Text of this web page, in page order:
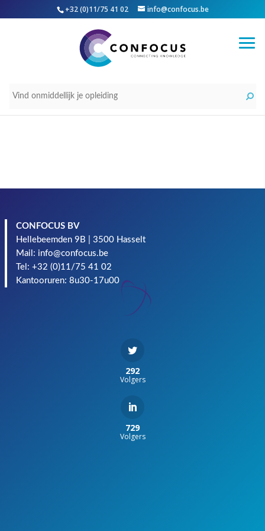
+32 (0)11/75 41 02 info@confocus.be
CONFOCUS BV
Hellebeemden 9B | 3500 Hasselt
Mail: info@confocus.be
Tel: +32 (0)11/75 41 02
Kantooruren: 8u30-17u00
292
Volgers
729
Volgers